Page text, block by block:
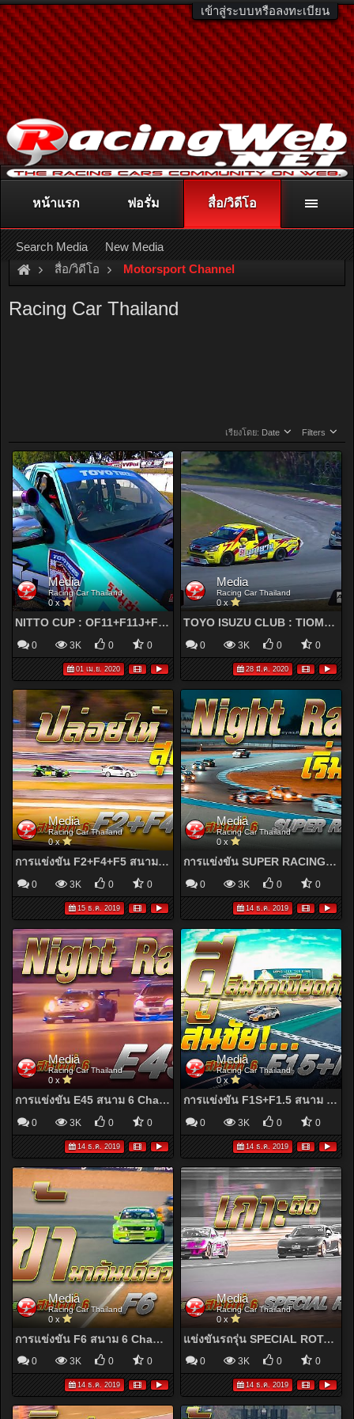
เข้าสู่ระบบหรือลงทะเบียน
ติดต่อลงโฆษณา racingweb@gmail.comหรือโทร. 081-811-1138
หรืออ่านรายละเอียดเพิ่มเติม คลิกที่นี่
สื่อ/วิดีโอ Motorsport Channel
Racing Car Thailand
เรียงโดย: Date Filters
Media
Racing Car Thailand
0 x
NITTO CUP : OF11+F11J+F11SJ | RCT2020 สนามที่ 1 พีระเซอร์กิต พัทยา ชลบุรี
0 3K 0 0
01 เม.ย. 2020
Media
Racing Car Thailand
0 x
TOYO ISUZU CLUB : TIOMR | RCT2020 สนามที่ 1 พีระเซอร์กิต พัทยา ชลบุรี
0 3K 0 0
28 มี.ค. 2020
Media
Racing Car Thailand
0 x
การแข่งขัน F2+F4+F5 สนาม 6 Chang International Circuit Buriram | Racing Car Thailand 2019
0 3K 0 0
15 ธ.ค. 2019
Media
Racing Car Thailand
0 x
การแข่งขัน SUPER RACING สนาม 6 Chang International Circuit Buriram | Racing Car Thailand 2019
0 3K 0 0
14 ธ.ค. 2019
Media
Racing Car Thailand
0 x
การแข่งขัน E45 สนาม 6 Chang International Circuit Buriram | Racing Car Thailand 2019
0 3K 0 0
14 ธ.ค. 2019
Media
Racing Car Thailand
0 x
การแข่งขัน F1S+F1.5 สนาม 6 Chang International Circuit Buriram | Racing Car Thailand 2019
0 3K 0 0
14 ธ.ค. 2019
Media
Racing Car Thailand
0 x
การแข่งขัน F6 สนาม 6 Chang International Circuit Buriram | Racing Car Thailand 2019
0 3K 0 0
14 ธ.ค. 2019
Media
Racing Car Thailand
0 x
แข่งขันรถรุ่น SPECIAL ROTARY สนาม 6 Chang International Circuit Buriram | Racing Car Thailand 2019
0 3K 0 0
14 ธ.ค. 2019
หน้าแรก ฟอรั่ม สื่อ/วิดีโอ
Search Media New Media